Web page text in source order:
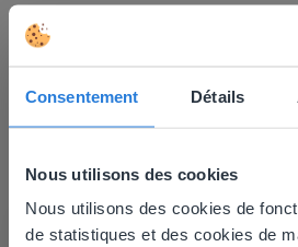
Consentement Détails
Nous utilisons des cookies
Nous utilisons des cookies de
de statistiques et des cookies de
En savoir
This website